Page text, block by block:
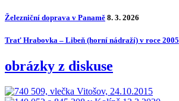
Železniční doprava v Panamě 8. 3. 2026
Trať Hrabovka – Libeň (horní nádraží) v roce 2005
obrázky z diskuse